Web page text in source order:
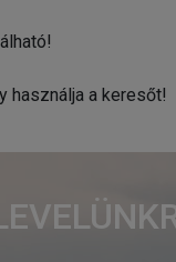
használja a keresőt!